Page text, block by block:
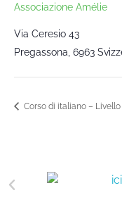
Associazione Amélie
Via Ceresio 43
Pregassona 6963
Corso di italiano –